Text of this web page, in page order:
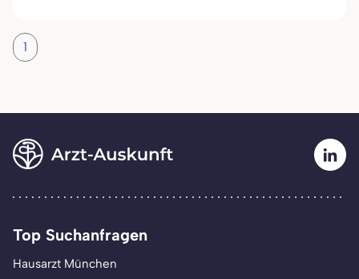
1
Top Suchanfragen
Hausarzt München